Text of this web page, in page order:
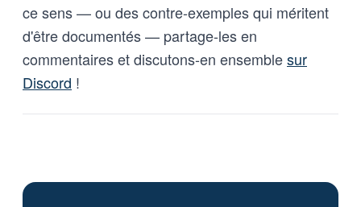
ce sens — ou des contre-exemples qui méritent
d'être documentés — partage-les en
commentaires et discutons-en ensemblesur
Discord !